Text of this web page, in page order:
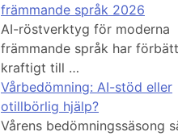
främmande språk 2026
AI-röstverktyg för moderna
främmande språk har
kraftigt till …
Vårbedömning: AI-stöd eller
otillbörlig hjälp?
Vårens bedömningssäsong